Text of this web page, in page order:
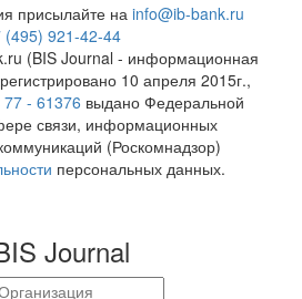
присылайте на info@ib-bank.ru
(495) 921-42-44
(BIS Journal - информационная
10 апреля 2015г.,
- 61376 выдано Федеральной
связи, информационных
(Роскомнадзор)
персональных данных.
Journal